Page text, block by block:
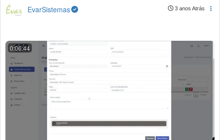
EvarSistemas 3 anos Atrás
0:06:44